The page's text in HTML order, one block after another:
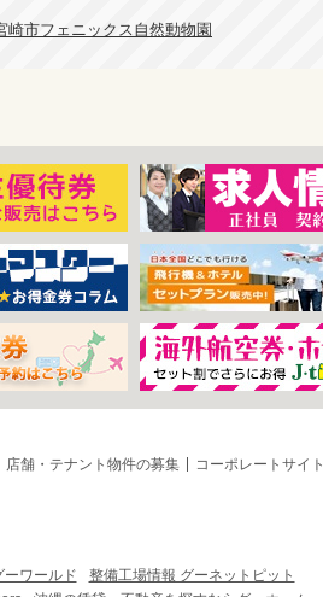
市フェニックス自然動物園
店舗・テナント物件の募集 コーポレートサイト
ーワールド
整備工場情報 グーネットピット